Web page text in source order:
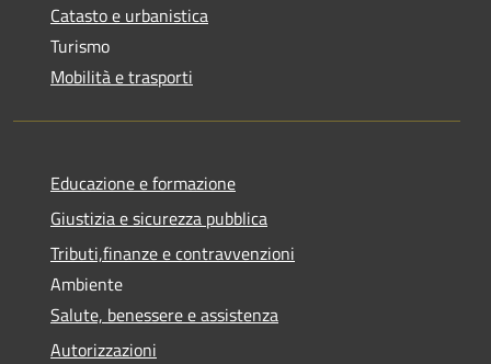
Catasto e urbanistica
Turismo
Mobilità e trasporti
Educazione e formazione
Giustizia e sicurezza pubblica
Tributi,finanze e contravvenzioni
Ambiente
Salute, benessere e assistenza
Autorizzazioni